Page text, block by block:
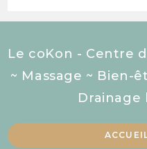
Le coKon - Centre
~ Massage ~ Bien-
Drainage